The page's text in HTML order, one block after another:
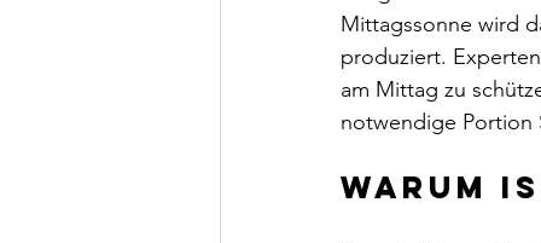
Mittagssonne wird
produziert.
am Mittag zu
notwendige Portion
Warum